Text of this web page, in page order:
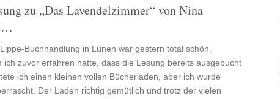
zu „Das Lavendelzimmer“ von Nina
Buchhandlung in Lünen war gestern total schön.
ich zuvor erfahren hatte, dass die Lesung bereits ausgebucht
ich einen kleinen vollen Bücherladen, aber ich wurde
Der Laden richtig gemütlich und trotz der vielen